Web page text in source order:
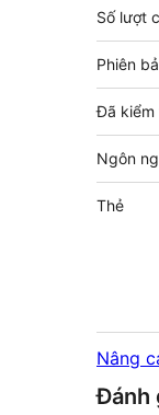
Số lượt
Phiên
Đã kiểm
Ngôn
Thẻ
Nâng
Đánh